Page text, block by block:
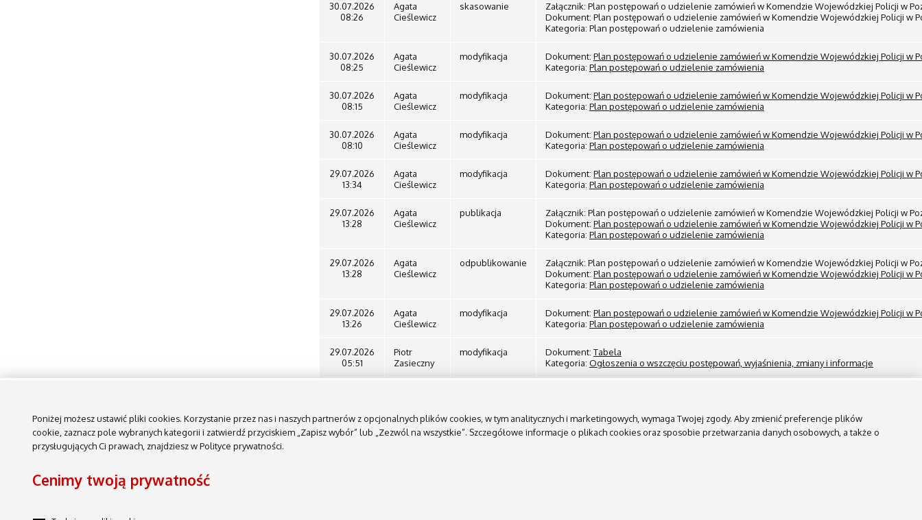
30.07.2026
08:26
Agata
Cieślewicz
skasowanie
Załącznik: Plan postępowań o udzielenie zamówień w Komendzie Wojewódzkiej Policji w
Dokument: Plan postępowań o udzielenie zamówień w Komendzie Wojewódzkiej Policji w
Kategoria: Plan postępowań o udzielenie zamówienia
30.07.2026
08:25
Agata
Cieślewicz
modyfikacja Dokument: Plan postępowań o udzielenie zamówień w Komendzie Wojewódzkiej Policji w
Kategoria: Plan postępowań o udzielenie zamówienia
30.07.2026
08:15
Agata
Cieślewicz
modyfikacja Dokument: Plan postępowań o udzielenie zamówień w Komendzie Wojewódzkiej Policji w
Kategoria: Plan postępowań o udzielenie zamówienia
30.07.2026
08:10
Agata
Cieślewicz
modyfikacja Dokument: Plan postępowań o udzielenie zamówień w Komendzie Wojewódzkiej Policji w
Kategoria: Plan postępowań o udzielenie zamówienia
29.07.2026
13:34
Agata
Cieślewicz
modyfikacja Dokument: Plan postępowań o udzielenie zamówień w Komendzie Wojewódzkiej Policji w
Kategoria: Plan postępowań o udzielenie zamówienia
29.07.2026
13:28
Agata
Cieślewicz
publikacja
Załącznik: Plan postępowań o udzielenie zamówień w Komendzie Wojewódzkiej Policji w
Dokument: Plan postępowań o udzielenie zamówień w Komendzie Wojewódzkiej Policji w
Kategoria: Plan postępowań o udzielenie zamówienia
29.07.2026
13:28
Agata
Cieślewicz
odpublikowanie
Załącznik: Plan postępowań o udzielenie zamówień w Komendzie Wojewódzkiej Policji w
Dokument: Plan postępowań o udzielenie zamówień w Komendzie Wojewódzkiej Policji w
Kategoria: Plan postępowań o udzielenie zamówienia
29.07.2026
13:26
Agata
Cieślewicz
modyfikacja Dokument: Plan postępowań o udzielenie zamówień w Komendzie Wojewódzkiej Policji w
Kategoria: Plan postępowań o udzielenie zamówienia
29.07.2026
05:51
Piotr
Zasieczny
modyfikacja Dokument: Tabela
Kategoria: Ogłoszenia o wszczęciu postępowań, wyjaśnienia, zmiany i informacje
28.07.2026
Piotr
modyfikacja Dokument:Tabela
Kategoria:
Ogłoszenia o wszczęciu postępowań, wyjaśnienia, zmiany i informacje
Poniżej możesz ustawić pliki cookies. Korzystanie przez nas i naszych partnerów z opcjonalnych plików cookies, w tym analitycznych i marketingowych, wymaga Twojej zgody. Aby zmienić preferencje plików
cookie, zaznacz pole wybranych kategorii i zatwierdź przyciskiem „Zapisz wybór” lub „Zezwól na wszystkie”. Szczegółowe informacje o plikach cookies oraz sposobie przetwarzania danych osobowych, a także o
przysługujących Ci prawach, znajdziesz w Polityce prywatności.
Cenimy twoją prywatność